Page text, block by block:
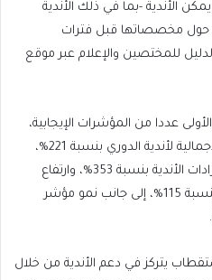
الأندية -بما في ذلك الأندية
حول مخصصاتها قبل فترات
للمختصين والإعلام عبر موقع
عددا من المؤشرات الإيجابية،
من أبرزها ارتفاع القيمة السوقية الإجمالية لأندية الدوري بنسبة 221%،
وزيادة إجمالي الإيرادات التجارية وإيرادات الأندية بنسبة 353%، وارتفاع
الإيرادات التجارية المركزية للدوري بنسبة 115%، إلى جانب نمو مؤشر
يتركز في دعم الأندية من خلال